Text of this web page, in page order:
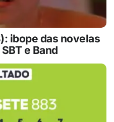
ibope das novelas
e Band